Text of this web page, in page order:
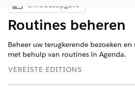
Inhoudsopgave weergeven
Inhoudsopgave
Routines beheren
Beheer uw terugkerende bezoeken
met behulp van routines in Agenda.
VEREISTE EDITIONS